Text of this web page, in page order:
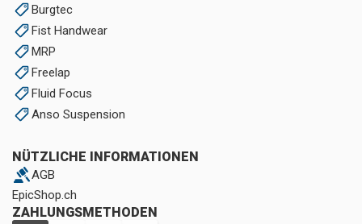
Burgtec
Fist Handwear
MRP
Freelap
Fluid Focus
Anso Suspension
NÜTZLICHE INFORMATIONEN
AGB
EpicShop.ch
ZAHLUNGSMETHODEN